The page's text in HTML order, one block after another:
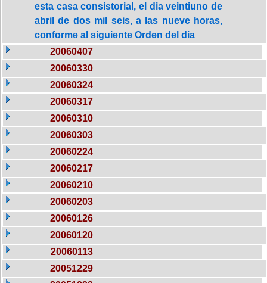
esta casa consistorial, el dia veintiuno de
abril de dos mil seis, a las nueve horas,
conforme al siguiente Orden del dia
20060407
20060330
20060324
20060317
20060310
20060303
20060224
20060217
20060210
20060203
20060126
20060120
20060113
20051229